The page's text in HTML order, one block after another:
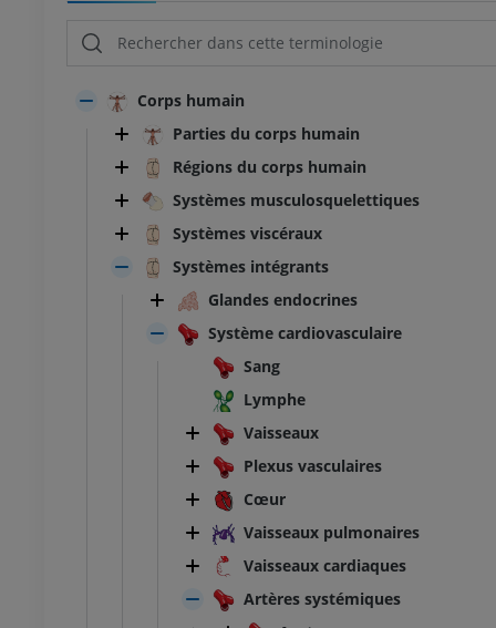
Corps humain
Parties du corps humain
Régions du corps humain
Systèmes musculosquelettiques
Systèmes viscéraux
Systèmes intégrants
Glandes endocrines
Système cardiovasculaire
Sang
Lymphe
Vaisseaux
Plexus vasculaires
Cœur
Vaisseaux pulmonaires
Vaisseaux cardiaques
Artères systémiques